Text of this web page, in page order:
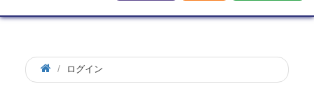
ログイン